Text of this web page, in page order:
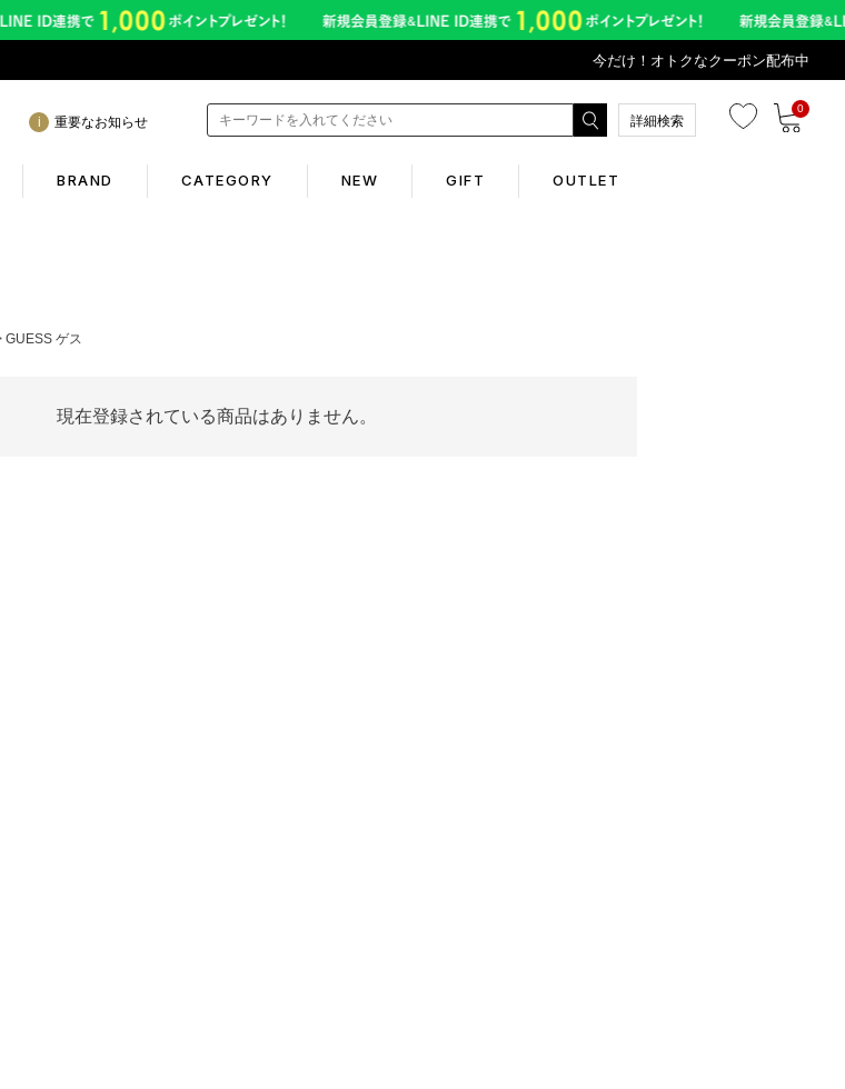
今だけ！オトクなクーポン配布中
重要なお知らせ 詳細検索
0
BRAND CATEGORY NEW GIFT OUTLET
いて
返品保証について
GUESS ゲス
現在登録されている商品はありません。